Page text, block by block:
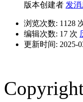
版本创建者 发消
浏览次数: 1128
编辑次数: 17 次
更新时间: 2025-